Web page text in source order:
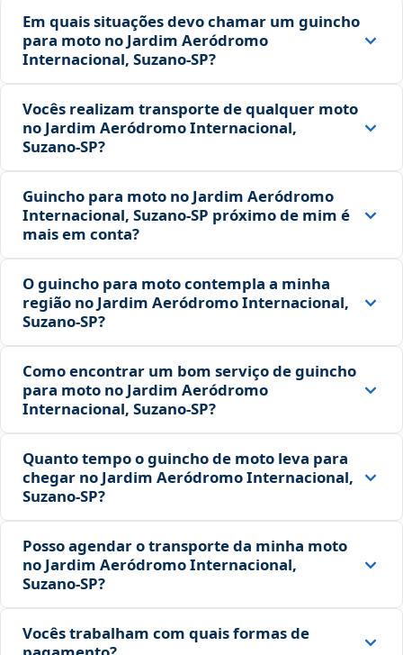
Em quais situações devo chamar um guincho
para moto no Jardim Aeródromo
Internacional, Suzano‑SP?
Vocês realizam transporte de qualquer moto
no Jardim Aeródromo Internacional,
Suzano‑SP?
Guincho para moto no Jardim Aeródromo
Internacional, Suzano‑SP próximo de mim é
mais em conta?
O guincho para moto contempla a minha
região no Jardim Aeródromo Internacional,
Suzano‑SP?
Como encontrar um bom serviço de guincho
para moto no Jardim Aeródromo
Internacional, Suzano‑SP?
Quanto tempo o guincho de moto leva para
chegar no Jardim Aeródromo Internacional,
Suzano‑SP?
Posso agendar o transporte da minha moto
no Jardim Aeródromo Internacional,
Suzano‑SP?
Vocês trabalham com quais formas de